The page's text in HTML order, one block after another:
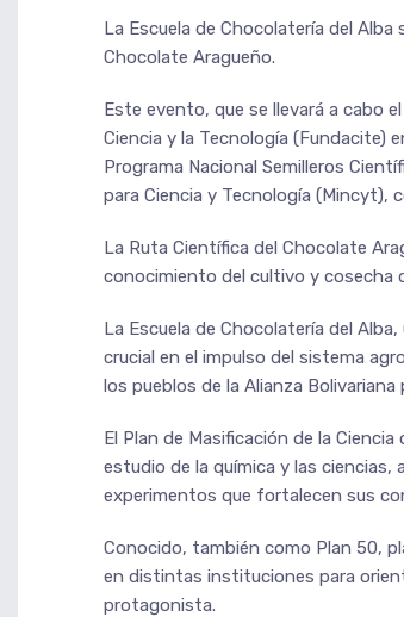
La Escuela de Chocolatería del
Chocolate Aragueño.
Este evento, que se llevará a cabo
Ciencia y la Tecnología (Fundacite)
Programa Nacional Semilleros
para Ciencia y Tecnología (Mincyt),
La Ruta Científica del Chocolate
conocimiento del cultivo y cosecha
La Escuela de Chocolatería del
crucial en el impulso del sistema
los pueblos de la Alianza
El Plan de Masificación de la
estudio de la química y las
experimentos que fortalecen sus
Conocido, también como Plan 50,
en distintas instituciones para
protagonista.